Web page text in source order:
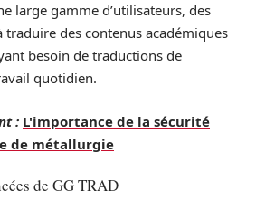
large gamme d’utilisateurs, des
traduire des contenus académiques
besoin de traductions de
quotidien.
: L'importance de la sécurité
de métallurgie
de GG TRAD